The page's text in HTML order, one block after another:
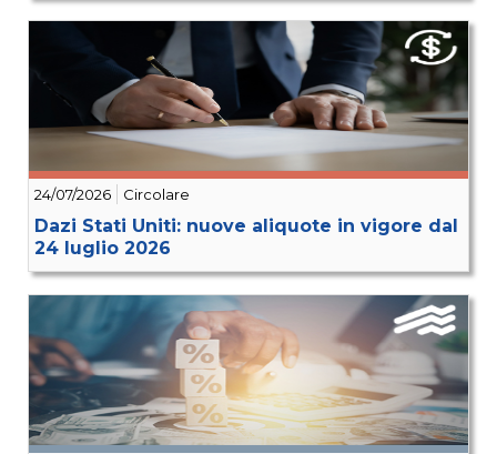
24/07/2026 Circolare
Dazi Stati Uniti: nuove aliquote in vigore dal
24 luglio 2026